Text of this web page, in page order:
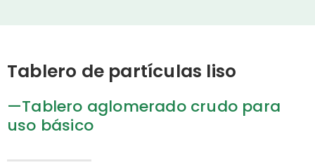
Tablero de partículas liso
—Tablero aglomerado crudo para
uso básico